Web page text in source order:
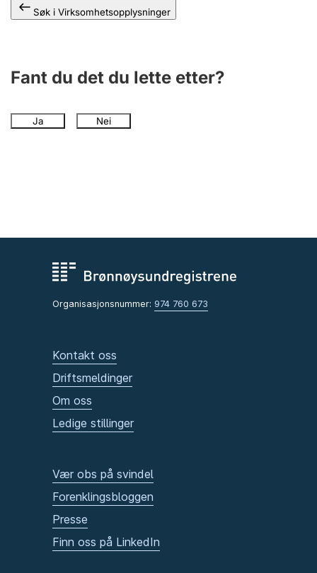
Søk i Virksomhetsopplysninger
Fant du det du lette etter?
Ja Nei
Organisasjonsnummer: 974 760 673
Kontakt oss
Driftsmeldinger
Om oss
Ledige stillinger
Vær obs på svindel
Forenklingsbloggen
Presse
Finn oss på LinkedIn